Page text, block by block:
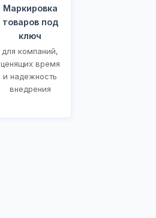
Маркировка
товаров под
ключ
для компаний,
ценящих время
и надежность
внедрения